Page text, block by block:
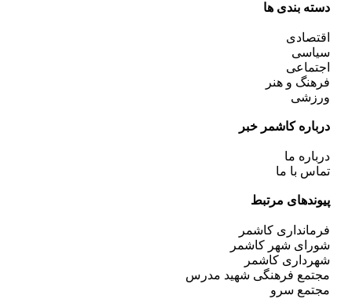
دسته بندی ها
اقتصادی
سیاسی
اجتماعی
فرهنگ و هنر
ورزشی
درباره کاشمر خبر
درباره ما
تماس با ما
پیوندهای مرتبط
فرمانداری کاشمر
شورای شهر کاشمر
شهرداری کاشمر
مجتمع فرهنگی شهید مدرس
مجتمع سرو